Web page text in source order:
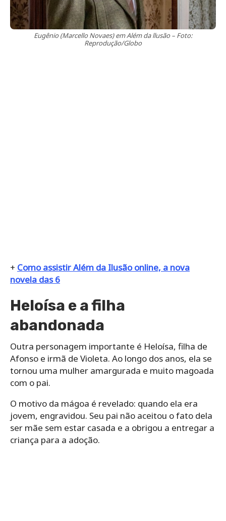
Eugênio (Marcello Novaes) em Além da llusão – Foto:
Reprodução/Globo
+ Como assistir Além da Ilusão online, a nova
novela das 6
Heloísa e a filha
abandonada
Outra personagem importante é Heloísa, filha de
Afonso e irmã de Violeta. Ao longo dos anos, ela se
tornou uma mulher amargurada e muito magoada
com o pai.
O motivo da mágoa é revelado: quando ela era
jovem, engravidou. Seu pai não aceitou o fato dela
ser mãe sem estar casada e a obrigou a entregar a
criança para a adoção.